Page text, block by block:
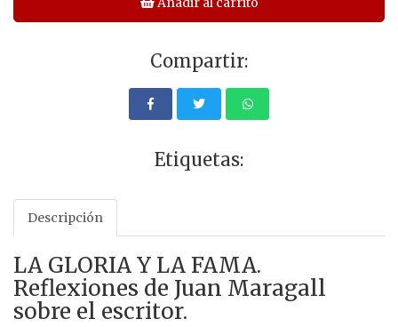
Compartir:
Etiquetas:
Descripción
LA GLORIA Y LA FAMA.
Reflexiones de Juan Maragall
sobre el escritor.